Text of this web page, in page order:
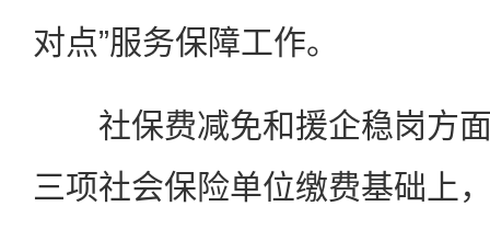
对点”服务保障工作。
社保费减免和援企稳岗方面
三项社会保险单位缴费基础上